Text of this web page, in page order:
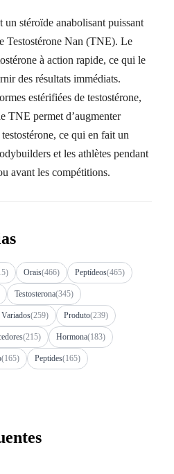
stéroïde anabolisant puissant
Testostérone Nan (TNE). Le
à action rapide, ce qui le
des résultats immédiats.
estérifiées de testostérone,
TNE permet d’augmenter
ce qui en fait un
et les athlètes pendant
avant les compétitions.
Orais(466) Peptídeos(465)
Testosterona(345)
(259) Produto(239)
(215) Hormona(183)
(165) Peptides(165)